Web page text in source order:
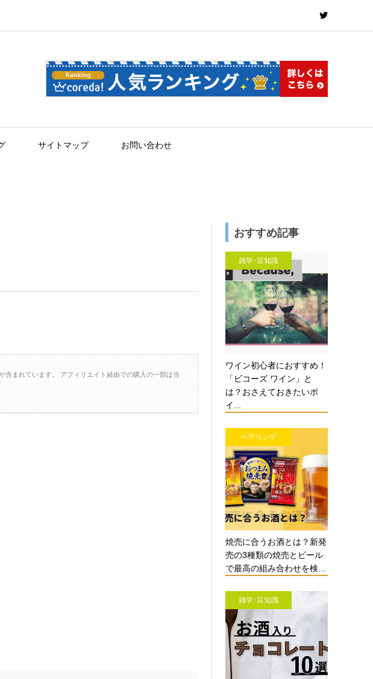
サイトマップ お問い合わせ
まれています。 アフィリエイト経由での購入の一部は当
おすすめ記事
雑学･豆知識
ワイン初心者におすすめ！
「ビコーズ ワイン」と
は？おさえておきたいポ
イ...
ペアリング
焼売に合うお酒とは？新発
売の3種類の焼売とビール
で最高の組み合わせを検...
雑学･豆知識